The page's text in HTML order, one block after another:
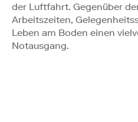
der Luftfahrt. Gegenüber
Arbeitszeiten,
Leben am Boden einen
Notausgang.